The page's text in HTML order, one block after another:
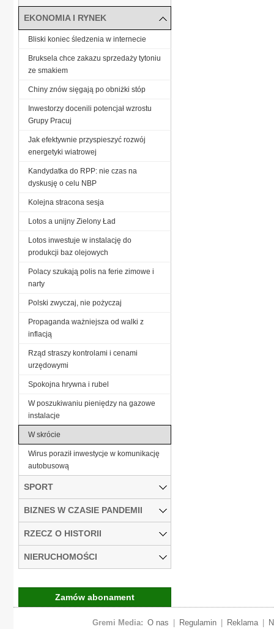
EKONOMIA I RYNEK
Bliski koniec śledzenia w internecie
Bruksela chce zakazu sprzedaży tytoniu
ze smakiem
Chiny znów sięgają po obniżki stóp
Inwestorzy docenili potencjał wzrostu
Grupy Pracuj
Jak efektywnie przyspieszyć rozwój
energetyki wiatrowej
Kandydatka do RPP: nie czas na
dyskusję o celu NBP
Kolejna stracona sesja
Lotos a unijny Zielony Ład
Lotos inwestuje w instalację do
produkcji baz olejowych
Polacy szukają polis na ferie zimowe i
narty
Polski zwyczaj, nie pożyczaj
Propaganda ważniejsza od walki z
inflacją
Rząd straszy kontrolami i cenami
urzędowymi
Spokojna hrywna i rubel
W poszukiwaniu pieniędzy na gazowe
instalacje
W skrócie
Wirus poraził inwestycje w komunikację
autobusową
SPORT
BIZNES W CZASIE PANDEMII
RZECZ O HISTORII
NIERUCHOMOŚCI
Zamów abonament
Gremi Media: O nas Regulamin Reklama